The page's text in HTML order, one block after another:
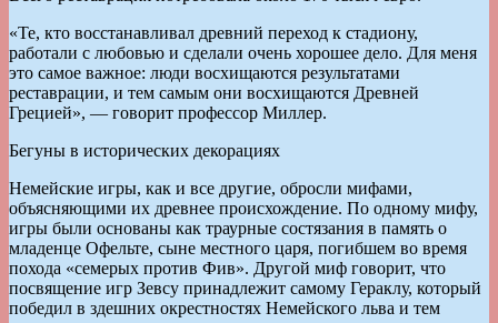
«Те, кто восстанавливал древний переход к стадиону,
работали с любовью и сделали очень хорошее дело. Для меня
это самое важное: люди восхищаются результатами
реставрации, и тем самым они восхищаются Древней
Грецией», — говорит профессор Миллер.
Бегуны в исторических декорациях
Немейские игры, как и все другие, обросли мифами,
объясняющими их древнее происхождение. По одному мифу,
игры были основаны как траурные состязания в память о
младенце Офельте, сыне местного царя, погибшем во время
похода «семерых против Фив». Другой миф говорит, что
посвящение игр Зевсу принадлежит самому Гераклу, который
победил в здешних окрестностях Немейского льва и тем